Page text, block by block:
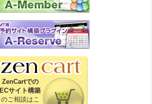
ZenCartでの
ECサイト構築
のご相談はこ